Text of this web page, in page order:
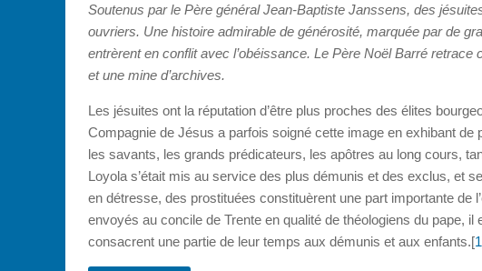
Soutenus par le Père général Jean-Baptiste Janssens, des
ouvriers. Une histoire admirable de générosité, marquée par de
entrèrent en conflit avec l’obéissance. Le Père Noël Barré
et une mine d’archives.
Les jésuites ont la réputation d’être plus proches des élites
Compagnie de Jésus a parfois soigné cette image en exhibant
les savants, les grands prédicateurs, les apôtres au long cours,
Loyola s’était mis au service des plus démunis et des exclus, et
en détresse, des prostituées constituèrent une part importante de
envoyés au concile de Trente en qualité de théologiens du pape, il
consacrent une partie de leur temps aux démunis et aux enfants.[1